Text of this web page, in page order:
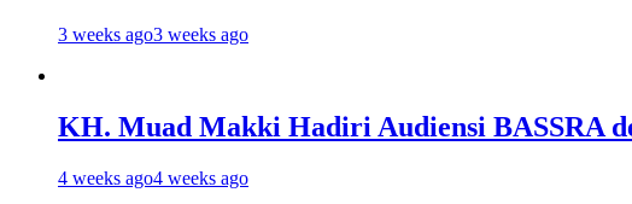
3 weeks ago3 weeks ago
KH. Muad Makki Hadiri Audiensi BASSRA
4 weeks ago4 weeks ago